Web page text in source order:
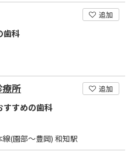
追加
歯科
所 追加
すすめの歯科
(園部～豊岡) 和知駅